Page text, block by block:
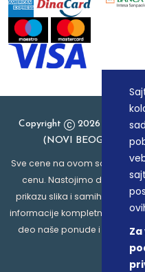
Copyright
2026
(NOVI BEOGRAD),
Sve cene na ovom sajtu
cenu. Nastojimo da
prikazu slika i samih cena, ali
informacije kompletne i bez
deo naše ponude i ne